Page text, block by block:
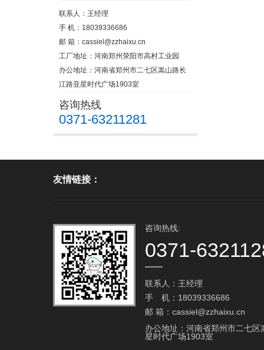
联系人：王经理
手 机：18039336686
邮 箱：cassiel@zzhaixu.cn
工厂地址：河南郑州荥阳市高村工业园
办公地址：河南省郑州市二七区嵩山路长
江路亚星时代广场1903室
咨询热线
0371-63211281
友情链接：
咨询热线:
0371-
联系人：王经理
手 机：18039336686
邮 箱：cassiel@zzhaixu.cn
办公地址：河南省郑州市二七区
星时代广场1903室